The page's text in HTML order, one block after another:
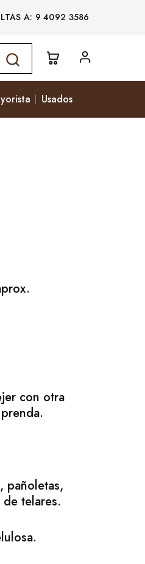
A: 9 4092 3586
Usados
con otra
pañoletas,
telares.